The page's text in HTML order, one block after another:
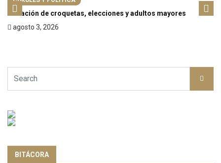
Donación de croquetas, elecciones y adultos mayores
agosto 3, 2026
BITÁCORA